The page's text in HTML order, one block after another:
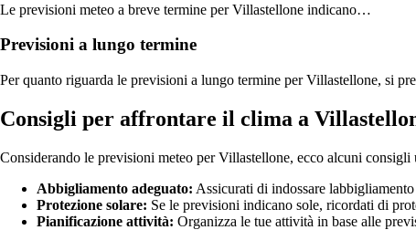
Le previsioni meteo a breve termine per Villastellone indicano…
Previsioni a lungo termine
Per quanto riguarda le previsioni a lungo termine per Villastellone, si
Consigli per affrontare il clima a
Considerando le previsioni meteo per Villastellone, ecco alcuni
Abbigliamento adeguato: Assicurati di indossare
Protezione solare: Se le previsioni indicano sole, ricordati di
Pianificazione attività: Organizza le tue attività in base alle